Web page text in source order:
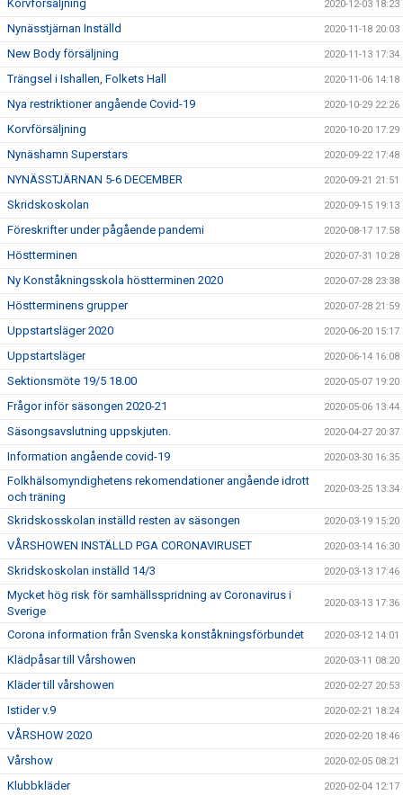
Korvförsäljning 2020-12-03 18:23
Nynässtjärnan Inställd 2020-11-18 20:03
New Body försäljning 2020-11-13 17:34
Trängsel i Ishallen, Folkets Hall 2020-11-06 14:18
Nya restriktioner angående Covid-19 2020-10-29 22:26
Korvförsäljning 2020-10-20 17:29
Nynäshamn Superstars 2020-09-22 17:48
NYNÄSSTJÄRNAN 5-6 DECEMBER 2020-09-21 21:51
Skridskoskolan 2020-09-15 19:13
Föreskrifter under pågående pandemi 2020-08-17 17:58
Höstterminen 2020-07-31 10:28
Ny Konståkningsskola höstterminen 2020 2020-07-28 23:38
Höstterminens grupper 2020-07-28 21:59
Uppstartsläger 2020 2020-06-20 15:17
Uppstartsläger 2020-06-14 16:08
Sektionsmöte 19/5 18.00 2020-05-07 19:20
Frågor inför säsongen 2020-21 2020-05-06 13:44
Säsongsavslutning uppskjuten. 2020-04-27 20:37
Information angående covid-19 2020-03-30 16:35
Folkhälsomyndighetens rekomendationer angående idrott
och träning
2020-03-25 13:34
Skridskosskolan inställd resten av säsongen 2020-03-19 15:20
VÅRSHOWEN INSTÄLLD PGA CORONAVIRUSET 2020-03-14 16:30
Skridskoskolan inställd 14/3 2020-03-13 17:46
Mycket hög risk för samhällsspridning av Coronavirus i
Sverige
2020-03-13 17:36
Corona information från Svenska konståkningsförbundet 2020-03-12 14:01
Klädpåsar till Vårshowen 2020-03-11 08:20
Kläder till vårshowen 2020-02-27 20:53
Istider v.9 2020-02-21 18:24
VÅRSHOW 2020 2020-02-20 18:46
Vårshow 2020-02-05 08:21
Klubbkläder 2020-02-04 12:17